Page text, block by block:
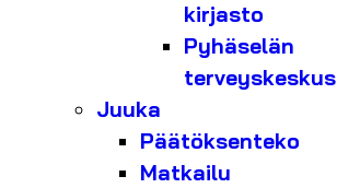
kirjasto
Pyhäselän
terveyskeskus
Juuka
Päätöksenteko
Matkailu